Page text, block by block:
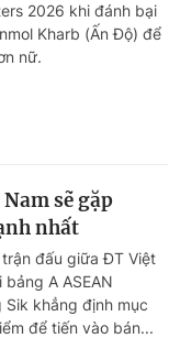
2026 khi đánh bại
Kharb (Ấn Độ) để
nữ.
sẽ gặp
nhất
đấu giữa ĐT Việt
A ASEAN
Sik khẳng định mục
để tiến vào bán...